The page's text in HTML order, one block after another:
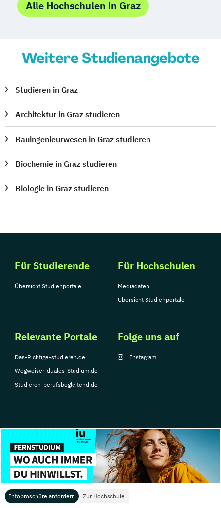
Infobroschüre anfordern Zur Hochschule
Spanisch (Lehramt)
Religionspädagogik für die Primarstufe
(Lehramt)
Sprachwissenschaft
Technical Chemistry Technical Physics
Transkulturelle Kommunikation
Umweltsystemwissenschaften –
Betriebswirtschaft
Umweltsystemwissenschaften –
Umweltsystemwissenschaften –
Volkswirtschaftslehre
Überfakultäres Doktoratsstudium
Fachdidaktik
Übersetzen
Übersetzen und Dialogdolmetsche
Alle Hochschulen in Graz
Weitere Studienangebote
Studieren in Graz
Architektur in Graz studieren
Bauingenieurwesen in Graz studieren
Biochemie in Graz studieren
Biologie in Graz studieren
Für Studierende
Übersicht Studienportale
Für Hochschulen
Mediadaten
Übersicht Studienportale
Relevante Portale
Das-Richtige-studieren.de
Wegweiser-duales-Studium.de
Studieren-berufsbegleitend.de
Folge uns auf
Instagram
© Copyright 2026, TarGroup Media GmbH
Impressum
Über
uns
Datenschutzerklärung Nutzungsbedingungen